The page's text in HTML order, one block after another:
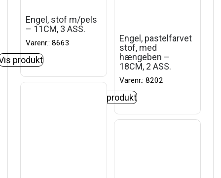
Engel, stof m/pels
– 11CM, 3 ASS.
Varenr.: 8663
produkt
Engel, pastelfarvet
stof, med
hængeben –
18CM, 2 ASS.
Varenr.: 8202
Vis produkt